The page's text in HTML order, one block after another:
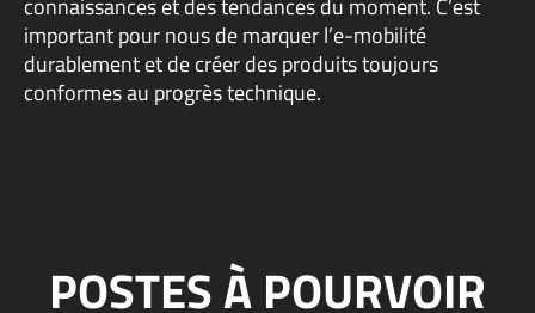
connaissances et des tendances du moment. C’est
important pour nous de marquer l’e-mobilité
durablement et de créer des produits toujours
conformes au progrès technique.
POSTES À POURVOIR